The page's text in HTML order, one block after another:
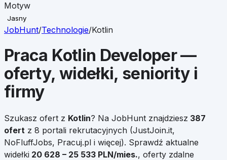
Motyw
Jasny
JobHunt/Technologie/Kotlin
Praca Kotlin Developer —
oferty, widełki, seniority i
firmy
Szukasz ofert z Kotlin? Na JobHunt znajdziesz 387
ofert z 8 portali rekrutacyjnych (JustJoin.it,
NoFluffJobs, Pracuj.pl i więcej). Sprawdź aktualne
widełki 20 628 – 25 533 PLN/mies., oferty zdalne